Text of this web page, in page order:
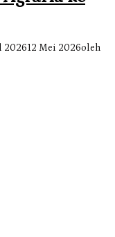
202612 Mei 2026oleh